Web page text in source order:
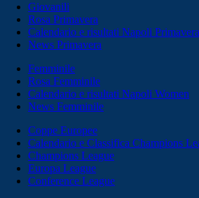
Giovanili
Rosa Primavera
Calendario e risultati Napoli Primavera
News Primavera
Femminile
Rosa Femminile
Calendario e risultati Napoli Women
News Femminile
Coppe Europee
Calendario e Classifica Champions
Champions League
Europa League
Conference League